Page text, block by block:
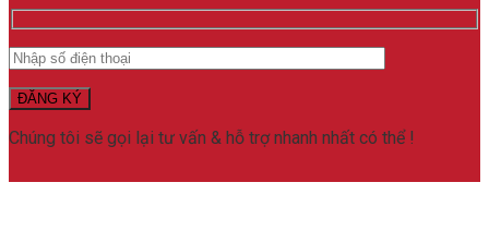
(Black
Edition)
-
Nhập
khẩu
chính
hãng
lượng
Chúng tôi sẽ gọi lại tư vấn & hỗ trợ nhanh nhất có thể !